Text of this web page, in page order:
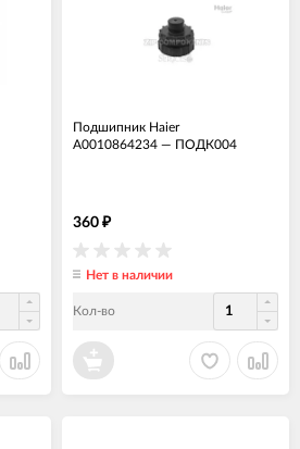
Подшипник Haier
A0010864234 — ПОДК004
360 ₽
Нет в наличии
Кол-во